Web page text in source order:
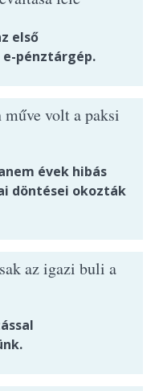
első
pénztárgép.
volt a paksi
évek hibás
döntései okozták
az igazi buli a